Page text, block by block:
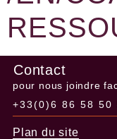
Contact
pour nous joindre
+33(0)6 86 58 50
Plan du site